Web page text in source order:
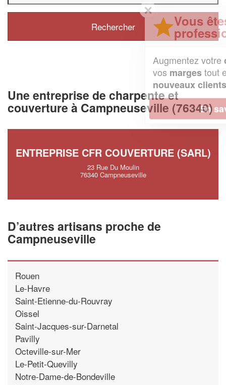
Une entreprise de charpente et
couverture à Campneuseville (76340)
ENTREPRISE CFR COUVERTURE (SARL)
23 Rue Du Moulin
76340 Campneuseville
D’autres artisans proche de
Campneuseville
Rouen
Le-Havre
Saint-Etienne-du-Rouvray
Oissel
Saint-Jacques-sur-Darnetal
Pavilly
Octeville-sur-Mer
Le-Petit-Quevilly
Notre-Dame-de-Bondeville
✕
Vous êtes un
professionnel ?
chiffre d'affaireset
tout en gagnant de
En savoir plus